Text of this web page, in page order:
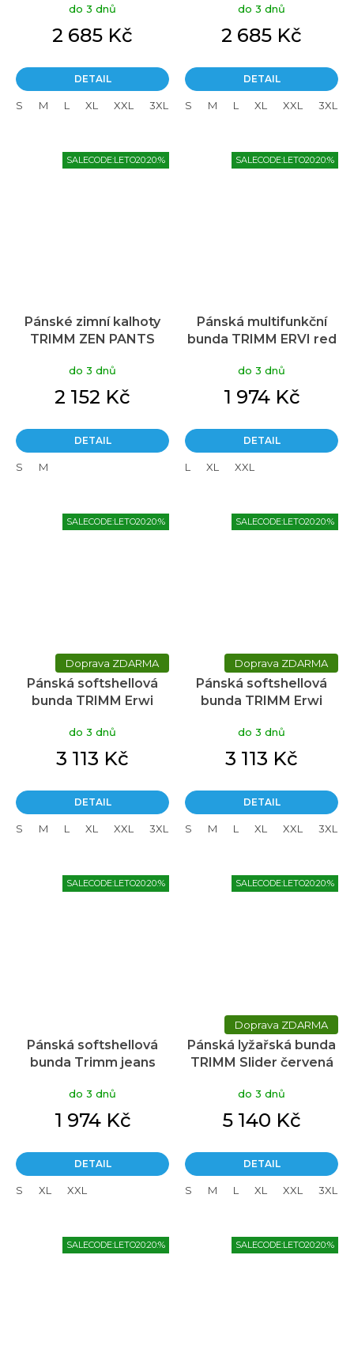
do 3 dnů
2 685 Kč
DETAIL
S M L XL XXL 3XL
do 3 dnů
2 685 Kč
DETAIL
S M L XL XXL 3XL
SALECODE:LETO20:20:%
Pánské zimní kalhoty
TRIMM ZEN PANTS
do 3 dnů
2 152 Kč
DETAIL
S M
SALECODE:LETO20:20:%
Pánská multifunkční
bunda TRIMM ERVI red
do 3 dnů
1 974 Kč
DETAIL
L XL XXL
SALECODE:LETO20:20:%
ZDARMA
Pánská softshellová
bunda TRIMM Erwi
lagoon
do 3 dnů
3 113 Kč
DETAIL
S M L XL XXL 3XL
SALECODE:LETO20:20:%
ZDARMA
Pánská softshellová
bunda TRIMM Erwi
do 3 dnů
3 113 Kč
DETAIL
S M L XL XXL 3XL
SALECODE:LETO20:20:%
Pánská softshellová
bunda Trimm jeans
do 3 dnů
1 974 Kč
DETAIL
S XL XXL
SALECODE:LETO20:20:%
ZDARMA
Pánská lyžařská bunda
TRIMM Slider červená
do 3 dnů
5 140 Kč
DETAIL
S M L XL XXL 3XL
SALECODE:LETO20:20:% SALECODE:LETO20:20:%